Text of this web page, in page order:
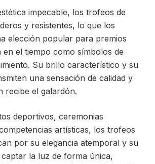
impecable, los trofeos de
y resistentes, lo que los
elección popular para premios
el tiempo como símbolos de
Su brillo característico y su
una sensación de calidad y
recibe el galardón.
deportivos, ceremonias
artísticas, los trofeos
por su elegancia atemporal y su
la luz de forma única,